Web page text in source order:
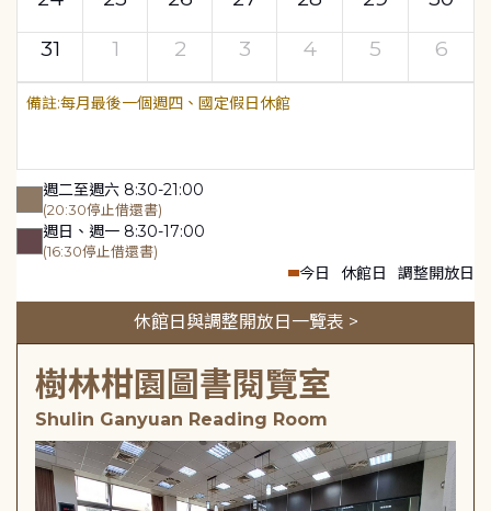
31
1 2 3 4 5 6
每月最後一個週四、國定假日休館
週二至週六 8:30-21:00
(20:30停止借還書)
週日、週一 8:30-17:00
(16:30停止借還書)
今日 休館日 調整開放日
休館日與調整開放日一覽表 >
樹林柑園圖書閱覽室
Shulin Ganyuan Reading Room